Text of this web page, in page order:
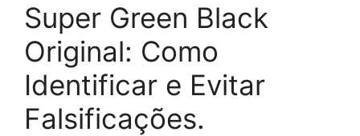
Super Green Black
Original: Como
Identificar e Evitar
Falsificações.